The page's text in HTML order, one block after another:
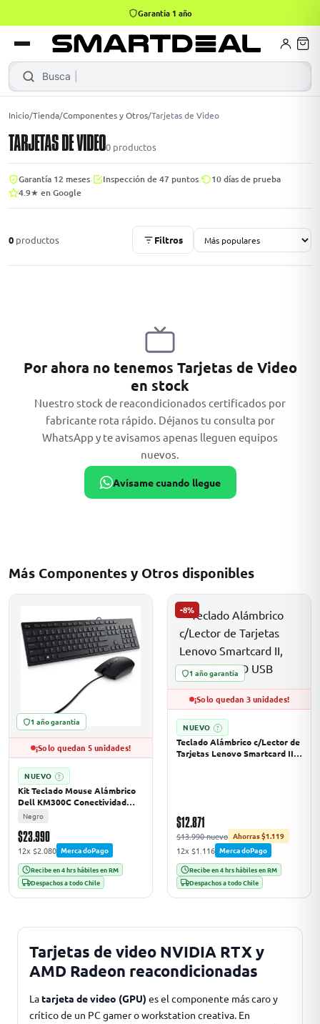
4,9 · +800 reseñas Google
Garantía 1 año
Busca
Gamer
Apple
MacBook Air
→
→
Mini PC
Inicio/Tienda/Componentes y Otros/Tarjetas de Video
TARJETAS DE VIDEO0 productos
Garantía 12 meses Inspección de 47 puntos 10 días de prueba
4.9★ en Google
0 productos Filtros
Por ahora no tenemos Tarjetas de Video
en stock
Nuestro stock de reacondicionados certificados por
fabricante rota rápido. Déjanos tu consulta por
WhatsApp y te avisamos apenas lleguen equipos
nuevos.
Avísame cuando llegue
Más Componentes y Otros disponibles
1 año garantía
¡Solo quedan 5 unidades!
NUEVO ?
Kit Teclado Mouse Alámbrico
Dell KM300C Conectividad
USB Cable 1.8 mts Negro
Negro
$23.990
12x $2.080 MercadoPago
Recibe en 4 hrs hábiles en RM
Despachos a todo Chile
-8%
1 año garantía
¡Solo quedan 3 unidades!
NUEVO ?
Teclado Alámbrico c/Lector de
Tarjetas Lenovo Smartcard II,
$12.871
$13.990 nuevo Ahorras $1.119
12x $1.116 MercadoPago
Recibe en 4 hrs hábiles en RM
Despachos a todo Chile
Tarjetas de video NVIDIA RTX y
AMD Radeon reacondicionadas
La tarjeta de video (GPU) es el componente más caro y
crítico de un PC gamer o workstation creativa. En